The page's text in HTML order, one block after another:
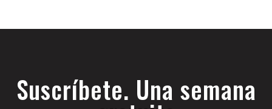
Suscríbete. Una semana